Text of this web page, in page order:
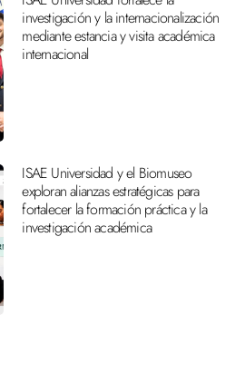
investigación y la internacionalización
mediante estancia y visita académica
internacional
ISAE Universidad y el Biomuseo
exploran alianzas estratégicas para
fortalecer la formación práctica y la
investigación académica